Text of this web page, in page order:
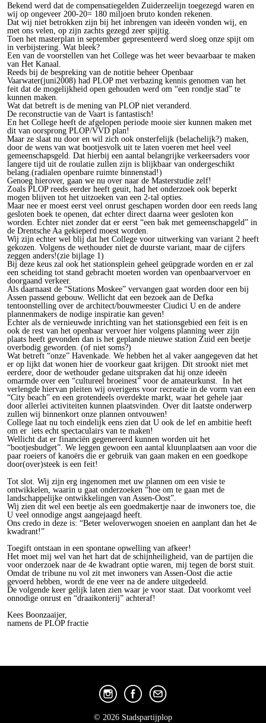
Bekend werd dat de compensatiegelden Zuiderzeelijn toegezegd waren en
wij op ongeveer 200-20= 180 miljoen bruto konden rekenen.
Dat wij niet betrokken zijn bij het inbrengen van ideeën vonden wij, en
met ons velen, op zijn zachts gezegd zeer spijtig.
Toen het masterplan in september gepresenteerd werd sloeg onze spijt om
in verbijstering. Wat bleek?
Een van de voorstellen van het College was het weer bevaarbaar te maken
van Het Kanaal.
Reeds bij de bespreking van de notitie beheer Openbaar
Vaarwater(juni2008) had PLOP met verbazing kennis genomen van het
feit dat de mogelijkheid open gehouden werd om “een rondje stad” te
kunnen maken.
Wat dat betreft is de mening van PLOP niet veranderd.
De reconstructie van de Vaart is fantastisch!
En het College heeft de afgelopen periode mooie sier kunnen maken met
dit van oorsprong PLOP/VVD plan!
Maar ze slaat nu door en wil zich ook onsterfelijk (belachelijk?) maken,
door de wens van wat bootjesvolk uit te laten voeren met heel veel
gemeenschapsgeld. Dat hierbij een aantal belangrijke verkeersaders voor
langere tijd uit de roulatie zullen zijn is blijkbaar van ondergeschikt
belang.(radialen openbare ruimte binnenstad!)
Genoeg hierover, gaan we nu over naar de Masterstudie zelf!
Zoals PLOP reeds eerder heeft geuit, had het onderzoek ook beperkt
mogen blijven tot het uitzoeken van een 2-tal opties.
Maar nee er moest eerst veel onrust geschapen worden door een reeds lang
gesloten boek te openen, dat echter direct daarna weer gesloten kon
worden. Echter niet zonder dat er eerst “een bak met gemeenschapgeld” in
de Drentsche Aa gekieperd moest worden.
Wij zijn echter wel blij dat het College voor uitwerking van variant 2 heeft
gekozen. Volgens de wethouder niet de duurste variant, maar de cijfers
zeggen anders!(zie bijlage 1)
Bij deze keus zal ook het stationsplein geheel geüpgrade worden en er zal
een scheiding tot stand gebracht moeten worden van openbaarvervoer en
doorgaand verkeer.
Als daarnaast de “Stations Moskee” vervangen gaat worden door een bij
Assen passend gebouw. Wellicht dat een bezoek aan de Defka
tentoonstelling over de architect/bouwmeester Ciudici U en de andere
plannenmakers de nodige inspiratie kan geven!
Echter als de vernieuwde inrichting van het stationsgebied een feit is en
ook de rest van het openbaar vervoer hier volgens planning weer zijn
plaats heeft gevonden dan is het geplande nieuwe station Zuid een beetje
overbodig geworden. (of niet soms?)
Wat betreft “onze” Havenkade. We hebben het al vaker aangegeven dat het
er op lijkt dat wonen hier de voorkeur gaat krijgen. Dit strookt niet met
eerdere, door de wethouder gedane uitspraken dat hij onze ideeën
omarmde over een “cultureel broeinest” voor de amateurkunst. In het
verlengde hiervan pleiten wij overigens voor recreatie in de vorm van een
“City beach” en een grotendeels overdekte markt, waar het gehele jaar
door allerlei activiteiten kunnen plaatsvinden. Over dit laatste onderwerp
zullen wij binnenkort onze plannen ontvouwen!
College laat nu toch eindelijk eens zien dat U ook de lef en ambitie heeft
om er iets echt spectaculairs van te maken!
Wellicht dat er financiën gegenereerd kunnen worden uit het
“bootjesbudget”. We leggen gewoon een aantal kluunplaatsen aan voor die
paar roeiers of kanoërs die er gebruik van gaan maken en een goedkope
door(over)steek is een feit!
Tot slot. Wij zijn erg ingenomen met uw plannen om een visie te
ontwikkelen, waarin u gaat onderzoeken “hoe om te gaan met de
landschappelijke ontwikkelingen van Assen-Oost”.
Wij zien dit wel een beetje als een goedmakertje naar de inwoners toe, die
U veel onnodige angst aangejaagd heeft.
Ons credo in deze is: “Beter weloverwogen snoeien en aanplant dan het 4e
kwadrant!”
Toegift ontstaan in een spontane opwelling van afkeer!
Het moet mij wel van het hart dat de schijnheiligheid, van de partijen die
voor onderzoek naar de 4e kwadrant optie waren, mij tegen de borst stuit.
Omdat de tribune nu vol zit met inwoners van Assen-Oost die actie
gevoerd hebben, wordt de ene veer na de andere uitgedeeld.
De volgende keer gelijk laten zien waar je voor staat. Dat voorkomt veel
onnodige onrust en “draaikonterij” achteraf!
Kees Boonzaaijer,
namens de PLOP fractie
© 2026 Stadspartijplop